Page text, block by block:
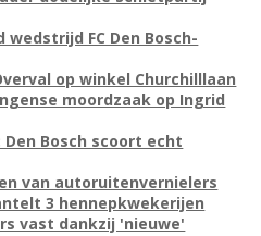
wedstrijd FC Den Bosch-
op winkel Churchilllaan
moordzaak op Ingrid
Den Bosch scoort echt
van autoruitenvernielers
3 hennepkwekerijen
vast dankzij 'nieuwe'